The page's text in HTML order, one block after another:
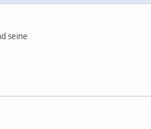
seine